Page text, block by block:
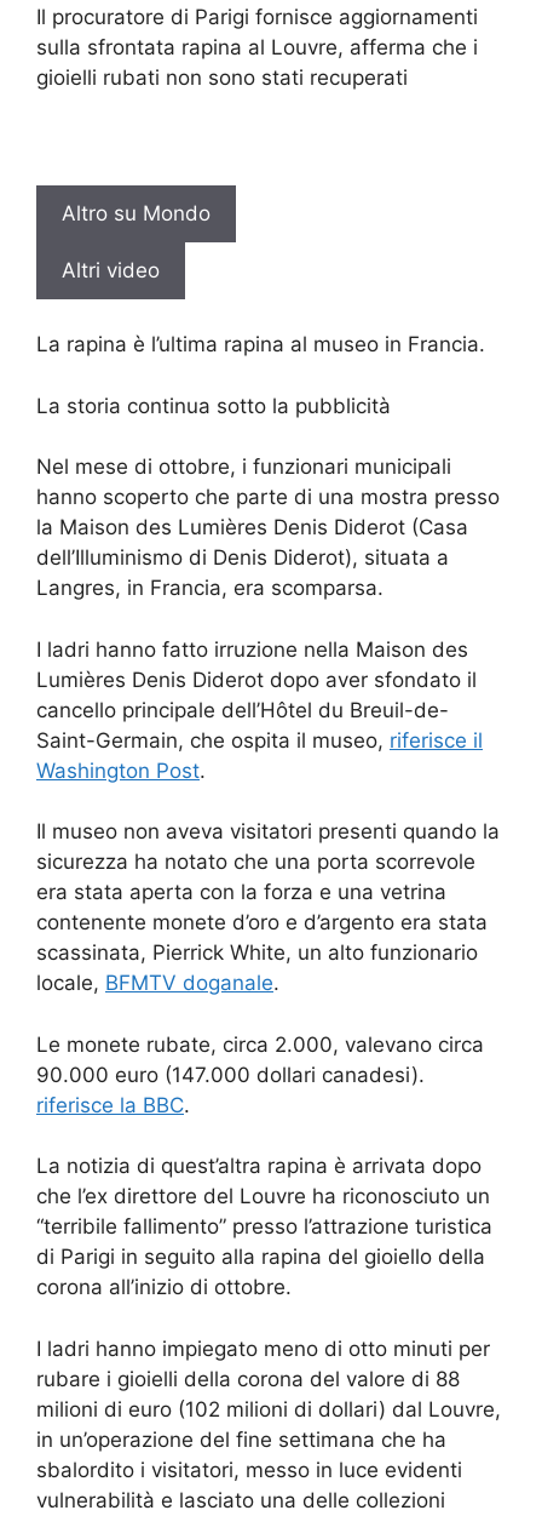
Il procuratore di Parigi fornisce aggiornamenti
sulla sfrontata rapina al Louvre, afferma che i
gioielli rubati non sono stati recuperati
Altro su Mondo
Altri video
La rapina è l’ultima rapina al museo in Francia.
La storia continua sotto la pubblicità
Nel mese di ottobre, i funzionari municipali
hanno scoperto che parte di una mostra presso
la Maison des Lumières Denis Diderot (Casa
dell’Illuminismo di Denis Diderot), situata a
Langres, in Francia, era scomparsa.
I ladri hanno fatto irruzione nella Maison des
Lumières Denis Diderot dopo aver sfondato il
cancello principale dell’Hôtel du Breuil-de-
Saint-Germain, che ospita il museo, riferisce il
Washington Post.
Il museo non aveva visitatori presenti quando la
sicurezza ha notato che una porta scorrevole
era stata aperta con la forza e una vetrina
contenente monete d’oro e d’argento era stata
scassinata, Pierrick White, un alto funzionario
locale, BFMTV doganale.
Le monete rubate, circa 2.000, valevano circa
90.000 euro (147.000 dollari canadesi).
riferisce la BBC.
La notizia di quest’altra rapina è arrivata dopo
che l’ex direttore del Louvre ha riconosciuto un
“terribile fallimento” presso l’attrazione turistica
di Parigi in seguito alla rapina del gioiello della
corona all’inizio di ottobre.
I ladri hanno impiegato meno di otto minuti per
rubare i gioielli della corona del valore di 88
milioni di euro (102 milioni di dollari) dal Louvre,
in un’operazione del fine settimana che ha
sbalordito i visitatori, messo in luce evidenti
vulnerabilità e lasciato una delle collezioni